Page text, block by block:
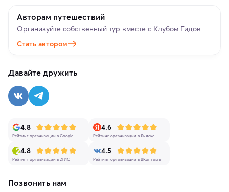
Авторам путешествий
Организуйте собственный тур вместе с Клубом Гидов
Стать автором
Давайте дружить
4.8
Рейтинг организации в Google
4.6
Рейтинг организации в Яндекс
4.8
Рейтинг организации в 2ГИС
4.5
Рейтинг организации в ВКонтакте
Позвонить нам